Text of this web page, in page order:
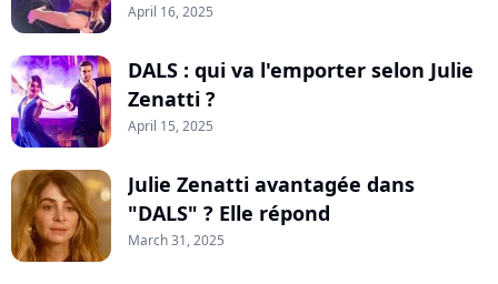
April 16, 2025
DALS : qui va l'emporter selon Julie
Zenatti ?
April 15, 2025
Julie Zenatti avantagée dans
"DALS" ? Elle répond
March 31, 2025